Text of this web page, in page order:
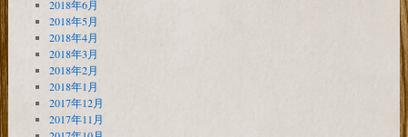
2018年6月
2018年5月
2018年4月
2018年3月
2018年2月
2018年1月
2017年12月
2017年11月